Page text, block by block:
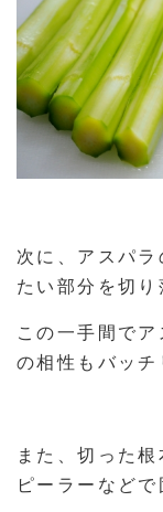
次に、アスパ
たい部分を切り
この一手間で
の相性もバッチ
また、切った
ピーラーなどで